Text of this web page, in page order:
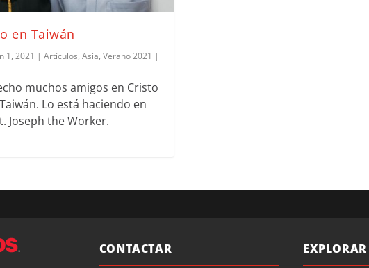
en Taiwán
1, 2021 |Artículos,Asia,Verano 2021 |
muchos amigos en Cristo
Lo está haciendo en
Joseph the Worker.
CONTACTAR EXPLORAR